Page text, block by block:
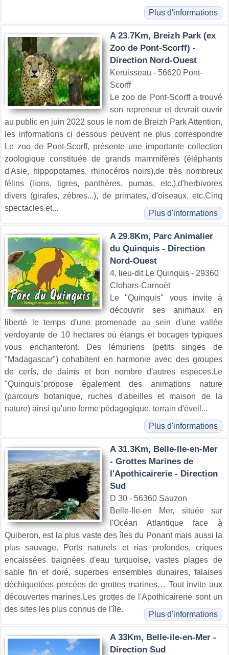
Plus d'informations
A 23.7Km, Breizh Park (ex
Zoo de Pont-Scorff) -
Direction Nord-Ouest
Keruisseau - 56620 Pont-
Scorff
Le zoo de Pont-Scorff a trouvé
son repreneur et devrait ouvrir
au public en juin 2022 sous le nom de Breizh Park Attention,
les informations ci dessous peuvent ne plus correspondre
Le zoo de Pont-Scorff, présente une importante collection
zoologique constituée de grands mammifères (éléphants
d'Asie, hippopotames, rhinocéros noirs),de très nombreux
félins (lions, tigres, panthères, pumas, etc.),d'herbivores
divers (girafes, zèbres...), de primates, d'oiseaux, etc.Cinq
spectacles et...
Plus d'informations
A 29.8Km, Parc Animalier
du Quinquis - Direction
Nord-Ouest
4, lieu-dit Le Quinquis - 29360
Clohars-Carnoët
Le "Quinquis" vous invite à
découvrir ses animaux en
liberté le temps d'une promenade au sein d'une vallée
verdoyante de 10 hectares où étangs et bocages typiques
vous enchanteront. Des lémuriens (petits singes de
"Madagascar") cohabitent en harmonie avec des groupes
de cerfs, de daims et bon nombre d'autres espèces.Le
"Quinquis"propose également des animations nature
(parcours botanique, ruches d'abeilles et maison de la
nature) ainsi qu'une ferme pédagogique, terrain d'éveil...
Plus d'informations
A 31.3Km, Belle-IIe-en-Mer
- Grottes Marines de
l'Apothicairerie - Direction
Sud
D 30 - 56360 Sauzon
Belle-Ile-en Mer, située sur
l'Océan Atlantique face à
Quiberon, est la plus vaste des îles du Ponant mais aussi la
plus sauvage. Ports naturels et rias profondes, criques
encaissées baignées d'eau turquoise, vastes plages de
sable fin et doré, superbes ensembles dunaires, falaises
déchiquetées percées de grottes marines… Tout invite aux
découvertes marines.Les grottes de l'Apothicairerie sont un
des sites les plus connus de l'île.
Plus d'informations
A 33Km, Belle-ile-en-Mer -
Direction Sud